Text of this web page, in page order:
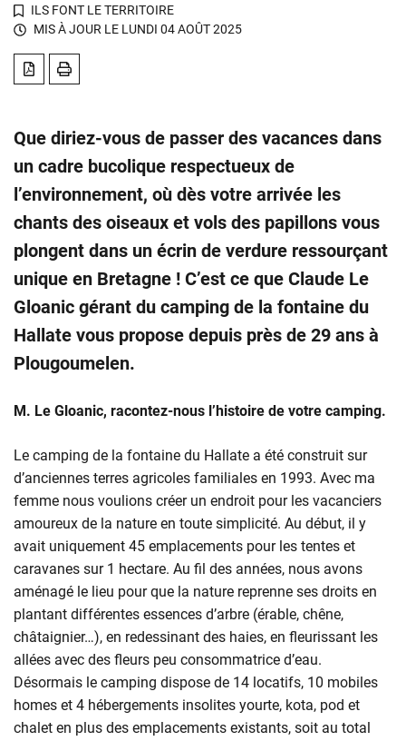
ILS FONT LE TERRITOIRE
MIS À JOUR LE LUNDI 04 AOÛT 2025
TÉLÉCHARGER EN PDF
IMPRIMER LA PAGE
Que diriez-vous de passer des vacances dans
un cadre bucolique respectueux de
l’environnement, où dès votre arrivée les
chants des oiseaux et vols des papillons vous
plongent dans un écrin de verdure ressourçant
unique en Bretagne ! C’est ce que Claude Le
Gloanic gérant du camping de la fontaine du
Hallate vous propose depuis près de 29 ans à
Plougoumelen.
M. Le Gloanic, racontez-nous l’histoire de votre camping.
Le camping de la fontaine du Hallate a été construit sur
d’anciennes terres agricoles familiales en 1993. Avec ma
femme nous voulions créer un endroit pour les vacanciers
amoureux de la nature en toute simplicité. Au début, il y
avait uniquement 45 emplacements pour les tentes et
caravanes sur 1 hectare. Au fil des années, nous avons
aménagé le lieu pour que la nature reprenne ses droits en
plantant différentes essences d’arbre (érable, chêne,
châtaignier…), en redessinant des haies, en fleurissant les
allées avec des fleurs peu consommatrice d’eau.
Désormais le camping dispose de 14 locatifs, 10 mobiles
homes et 4 hébergements insolites yourte, kota, pod et
chalet en plus des emplacements existants, soit au total